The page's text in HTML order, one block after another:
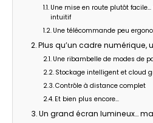
Une mise en route plutôt
intuitif
Une télécommande peu
Plus qu’un cadre numérique,
Une ribambelle de modes de
Stockage intelligent et cloud
Contrôle à distance complet
Et bien plus encore…
Un grand écran lumineux…